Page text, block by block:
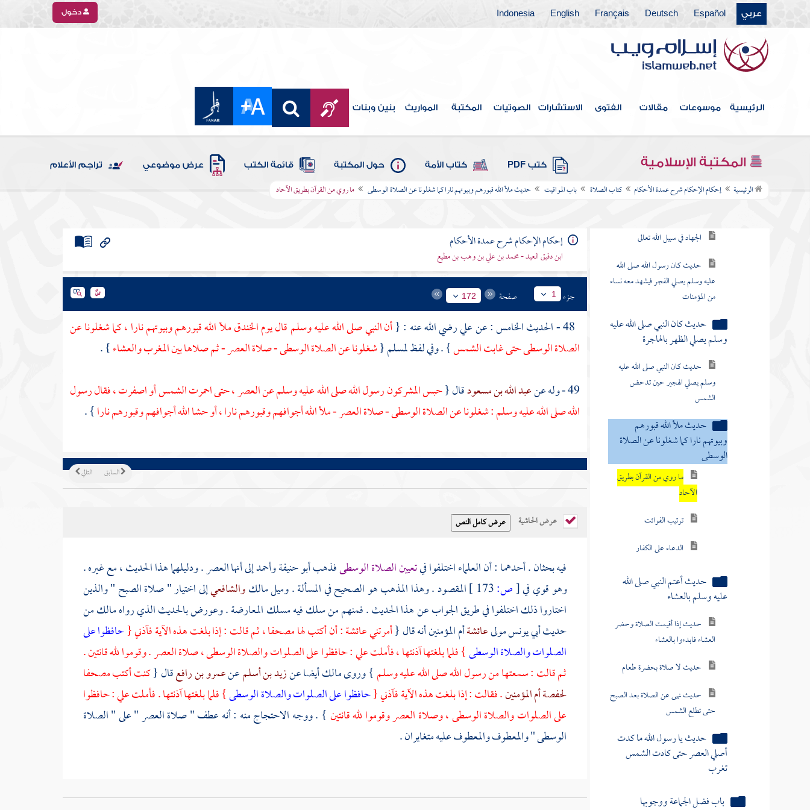
عربي Español
Deutsch
Français
English
Indonesia دخول
الرئيسية موسوعات مقالات الفتوى الاستشارات الصوتيات المكتبة المواريث بنين وبنات
المكتبة الإسلامية كتب PDF كتاب الأمة حول المكتبة قائمة الكتب عرض موضوعي تراجم الأعلام
الرئيسية إحكام الإحكام شرح عمدة الأحكام كتاب الصلاة باب المواقيت حديث ملأ الله قبورهم وبيوتهم نارا كما شغلونا عن الصلاة الوسطى ما روي من القرآن بطريق الآحاد
كتاب الطهارة
كتاب الصلاة
باب المواقيت
بر الوالدين
حديث كان رسول الله صلى الله
عليه وسلم يصلي الفجر فيشهد معه نساء
من المؤمنات
حديث كان النبي صلى الله عليه
حديث كان النبي صلى الله عليه
وسلم يصلي الهجير حين تدحض
الشمس
حديث ملأ الله قبورهم
وبيوتهم نارا كما شغلونا عن الصلاة
الوسطى
ما روي من القرآن بطريق
الآحاد
ترتيب الفوائت
الدعاء على الكفار
حديث أعتم النبي صلى الله
حديث إذا أقيمت الصلاة وحضر
العشاء فابدءوا بالعشاء
حديث لا صلاة بحضرة طعام
حديث نهى عن الصلاة بعد الصبح
حتى تطلع الشمس
حديث يا رسول الله ما كدت
تغرب
باب فضل الجماعة ووجوبها
باب الأذان
إحكام الإحكام شرح عمدة الأحكام
ابن دقيق العيد - محمد بن علي بن وهب بن مطيع
جزء 1 صفحة 172
عليرضي الله عنه : {أن النبي صلى الله عليه وسلم قال يوم الخندق ملأ الله قبورهم وبيوتهم نارا ، كما شغلونا عن
الصلاة الوسطى حتى غابت الشمس} . وفي لفظلمسلم{شغلونا عن الصلاة الوسطى - صلاة العصر - ثم صلاها بين المغرب والعشاء} .
49 - وله عن
عبد الله بن مسعودقال {حبس المشركون رسول الله صلى الله عليه وسلم عن العصر ، حتى احمرت الشمس أو اصفرت ، فقال رسول
الله صلى الله عليه وسلم : شغلونا عن الصلاة الوسطى - صلاة العصر - ملأ الله أجوافهم وقبورهم نارا ، أو حشا الله أجوافهم وقبورهم نارا} .
التالي السابق
عرض الحاشية
فيه بحثان . أحدهما : أن العلماء اختلفوا فيتعيين الصلاة الوسطىفذهبأبو حنيفةوأحمدإلى أنها العصر . ودليلهما هذا الحديث ، مع غيره .
وهو قوي في[ص: المقصود . وهذا المذهب هو الصحيح في المسألة . وميلمالكوالشافعيإلى اختيار " صلاة الصبح " والذين
اختاروا ذلك اختلفوا في طريق الجواب عن هذا الحديث . فمنهم من سلك فيه مسلك المعارضة . وعورض بالحديث الذي رواهمالكمن
حديثأبي يونس مولىعائشةأم المؤمنين أنه قال {أمرتنيعائشة: أن أكتب لها مصحفا ، ثم قالت : إذا بلغت هذه الآية فآذني {حافظوا على
الصلوات والصلاة الوسطى} فلما بلغتها آذنتها ، فأملت علي : حافظوا على الصلوات والصلاة الوسطى ، صلاة العصر . وقوموا لله قانتين .
ثم قالت : سمعتها من رسول الله صلى الله عليه وسلم} وروىمالكأيضا عنزيد بن أسلمعنعمرو بن رافعقال {كنت أكتب مصحفا
لحفصة أم المؤمنين. فقالت : إذا بلغت هذه الآية فآذني {حافظوا على الصلوات والصلاة الوسطى} فلما بلغتها آذنتها . فأملت علي : حافظوا
على الصلوات والصلاة الوسطى ، وصلاة العصر وقوموا لله قانتين} . ووجه الاحتجاج منه : أنه عطف " صلاة العصر " على " الصلاة
الوسطى " والمعطوف والمعطوف عليه متغايران .